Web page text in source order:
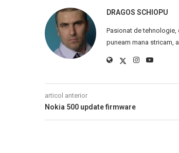
DRAGOS SCHIOPU
Pasionat de tehnologie,
puneam mana stricam,
articol anterior
Nokia 500 update firmware